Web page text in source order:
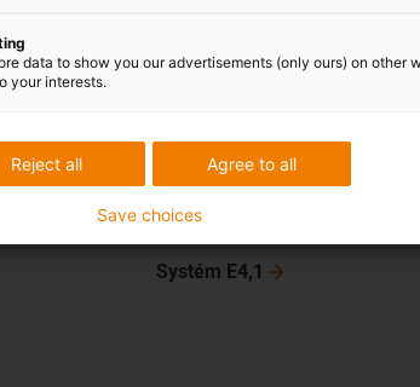
Systém E2,1micro
Systém
Systém E4,1
data to show you our advertisements (only ours) on other
your interests.
Agree to all
Reject all
Save choices